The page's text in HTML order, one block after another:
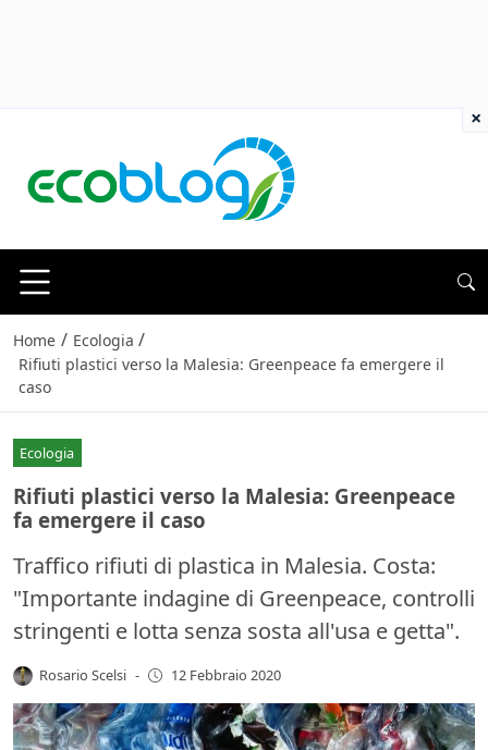
Home / Ecologia /
Rifiuti plastici verso la Malesia: Greenpeace fa emergere il
caso
Ecologia
Rifiuti plastici verso la Malesia: Greenpeace
fa emergere il caso
Traffico rifiuti di plastica in Malesia. Costa:
"Importante indagine di Greenpeace, controlli
stringenti e lotta senza sosta all'usa e getta".
Rosario Scelsi - 12 Febbraio 2020
×